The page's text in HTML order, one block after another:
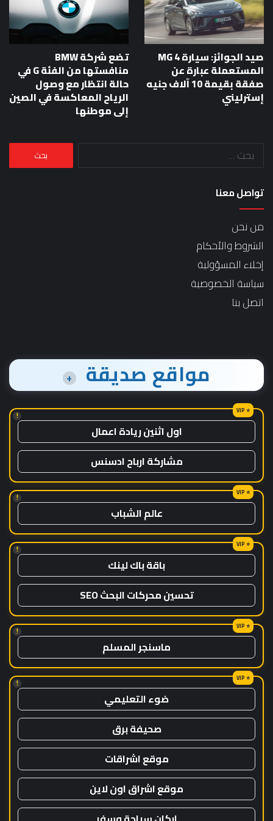
صيد الجوائز: سيارة MG 4
المستعملة عبارة عن
صفقة بقيمة 10 آلاف جنيه
إسترليني
تضع شركة BMW
منافستها من الفئة G في
حالة انتظار مع وصول
الرياح المعاكسة في الصين
إلى موطنها
البحث
تواصل معنا
من نحن
الشروط والأحكام
إخلاء المسؤولية
سياسة الخصوصية
اتصل بنا
مواقع صديقة +
!
اول اثنين ريادة اعمال
مشاركة ارباح ادسنس
!
عالم الشباب
!
باقة باك لينك
تحسين محركات البحث SEO
!
ماسنجر المسلم
!
ضوء التعليمي
صحيفة برق
موقع اشراقات
موقع اشراق اون لاين